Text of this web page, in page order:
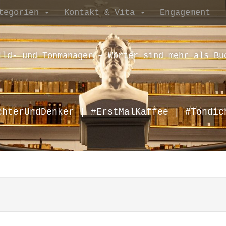
Kontakt & Vita Engagement
und Tonmanager – Wörter sind mehr als
| #ErstMalKaffee |